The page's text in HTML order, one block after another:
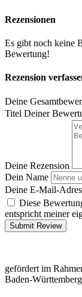
Rezensionen
Es gibt noch keine
Bewertung!
Rezension
Deine
Titel Deiner
Deine Rezension
Dein Name
Deine E-Mail-
Diese
entspricht meiner
Submit Review
gefördert im
Baden-Württemberg